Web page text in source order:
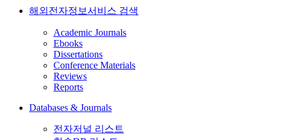
해외전자정보서비스 검색
Academic Journals
Ebooks
Dissertations
Conference Materials
Reviews
Reports
Databases & Journals
전자저널 리스트